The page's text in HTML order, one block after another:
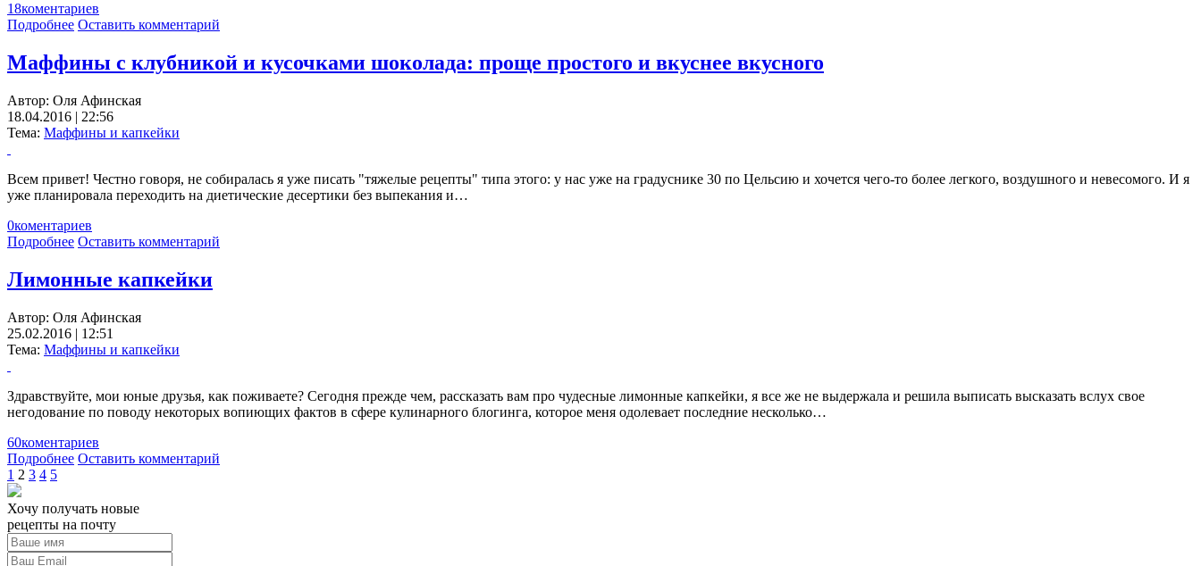
18коментариев
Подробнее Оставить комментарий
Маффины с клубникой и кусочками шоколада: проще простого и вкуснее вкусного
Автор: Оля Афинская
18.04.2016 | 22:56
Тема: Маффины и капкейки
Всем привет! Честно говоря, не собиралась я уже писать "тяжелые рецепты" типа этого: у нас уже на градуснике 30 по Цельсию и хочется чего-то более легкого, воздушного и невесомого. И я
уже планировала переходить на диетические десертики без выпекания и…
0коментариев
Подробнее Оставить комментарий
Лимонные капкейки
Автор: Оля Афинская
25.02.2016 | 12:51
Тема: Маффины и капкейки
Здравствуйте, мои юные друзья, как поживаете? Сегодня прежде чем, рассказать вам про чудесные лимонные капкейки, я все же не выдержала и решила выписать высказать вслух свое
негодование по поводу некоторых вопиющих фактов в сфере кулинарного блогинга, которое меня одолевает последние несколько…
60коментариев
Подробнее Оставить комментарий
1 2 3 4 5
Хочу получать новые
рецепты на почту